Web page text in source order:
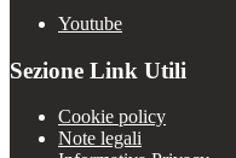
Youtube
Sezione Link Utili
Cookie policy
Note legali